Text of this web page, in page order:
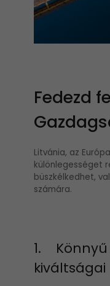
Fedezd
Litvánia, az
különlegességet
büszkélkedhet,
számára.
1. Könnyű
kiváltságai